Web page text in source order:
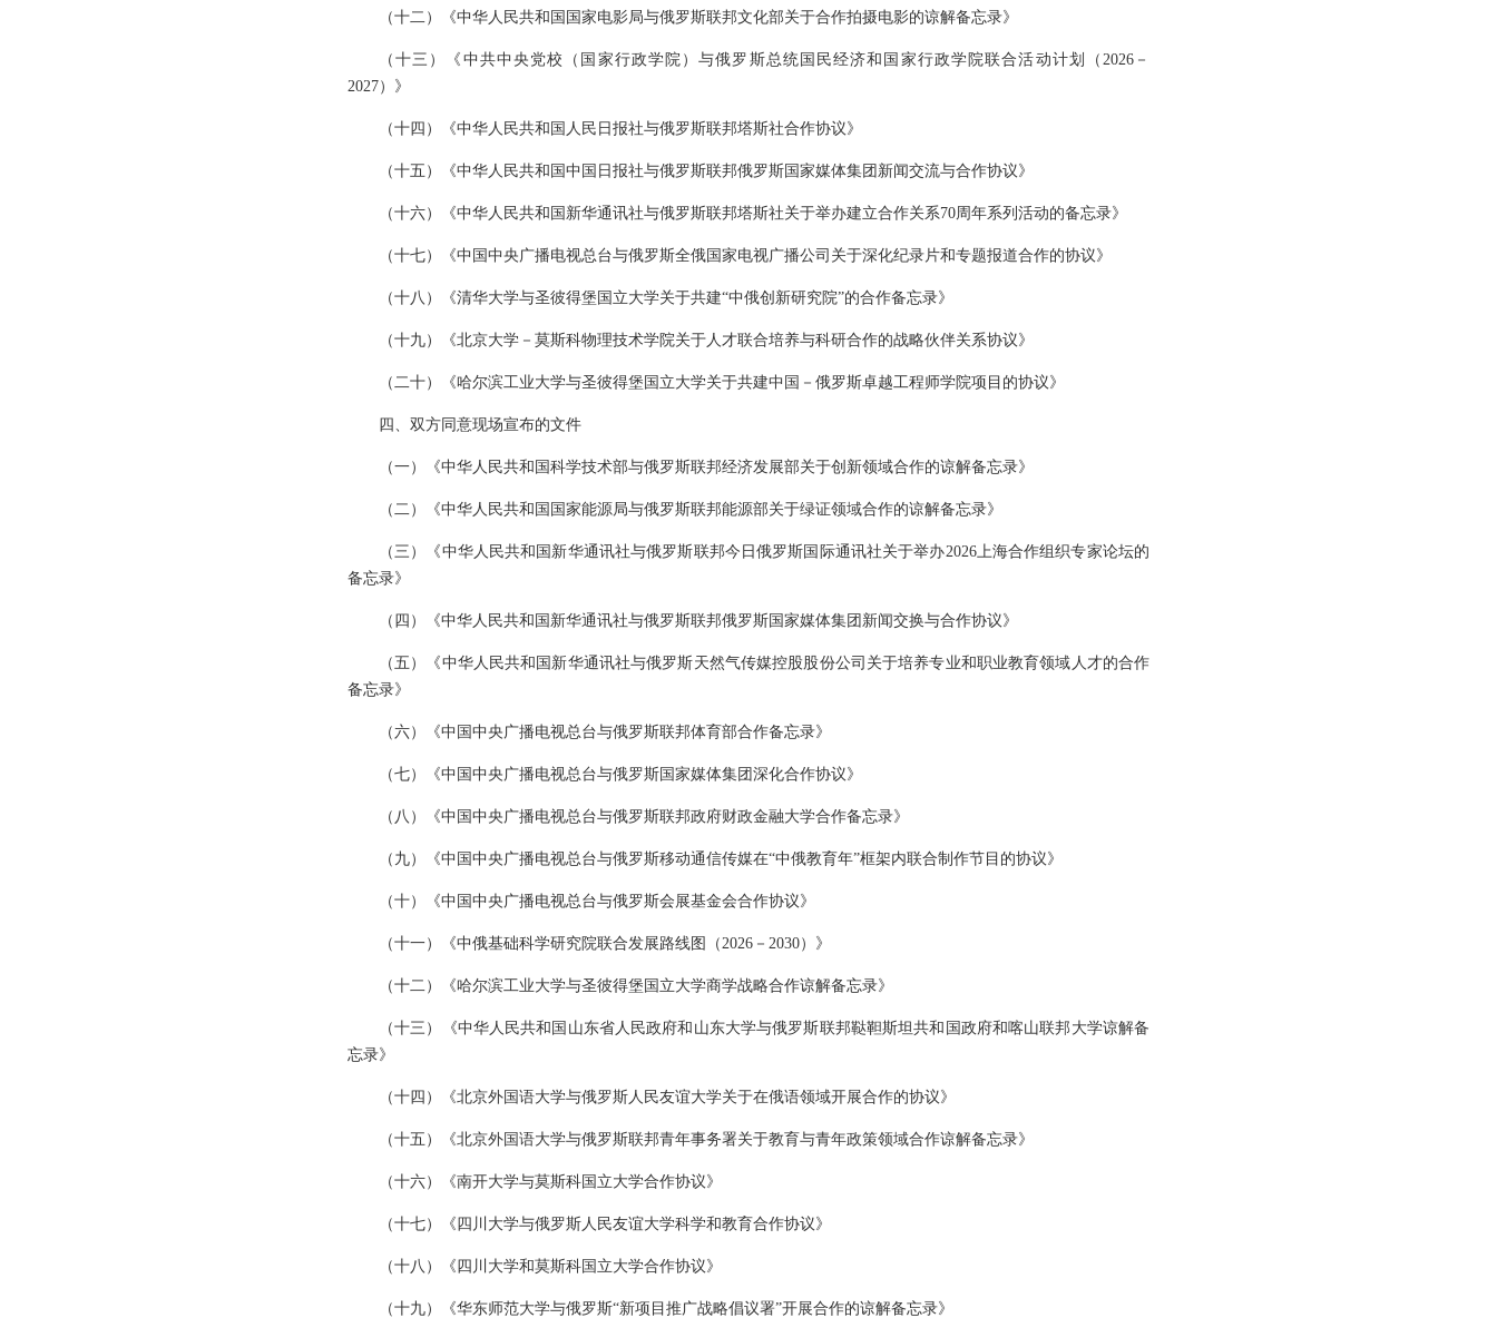
（十二）《中华人民共和国国家电影局与俄罗斯联邦文化部关于合作拍摄电影的谅解备忘录》
（十三）《中共中央党校（国家行政学院）与俄罗斯总统国民经济和国家行政学院联合活动计划（2026－
2027）》
（十四）《中华人民共和国人民日报社与俄罗斯联邦塔斯社合作协议》
（十五）《中华人民共和国中国日报社与俄罗斯联邦俄罗斯国家媒体集团新闻交流与合作协议》
（十六）《中华人民共和国新华通讯社与俄罗斯联邦塔斯社关于举办建立合作关系70周年系列活动的备忘录》
（十七）《中国中央广播电视总台与俄罗斯全俄国家电视广播公司关于深化纪录片和专题报道合作的协议》
（十八）《清华大学与圣彼得堡国立大学关于共建“中俄创新研究院”的合作备忘录》
（十九）《北京大学－莫斯科物理技术学院关于人才联合培养与科研合作的战略伙伴关系协议》
（二十）《哈尔滨工业大学与圣彼得堡国立大学关于共建中国－俄罗斯卓越工程师学院项目的协议》
四、双方同意现场宣布的文件
（一）《中华人民共和国科学技术部与俄罗斯联邦经济发展部关于创新领域合作的谅解备忘录》
（二）《中华人民共和国国家能源局与俄罗斯联邦能源部关于绿证领域合作的谅解备忘录》
（三）《中华人民共和国新华通讯社与俄罗斯联邦今日俄罗斯国际通讯社关于举办2026上海合作组织专家论坛的
备忘录》
（四）《中华人民共和国新华通讯社与俄罗斯联邦俄罗斯国家媒体集团新闻交换与合作协议》
（五）《中华人民共和国新华通讯社与俄罗斯天然气传媒控股股份公司关于培养专业和职业教育领域人才的合作
备忘录》
（六）《中国中央广播电视总台与俄罗斯联邦体育部合作备忘录》
（七）《中国中央广播电视总台与俄罗斯国家媒体集团深化合作协议》
（八）《中国中央广播电视总台与俄罗斯联邦政府财政金融大学合作备忘录》
（九）《中国中央广播电视总台与俄罗斯移动通信传媒在“中俄教育年”框架内联合制作节目的协议》
（十）《中国中央广播电视总台与俄罗斯会展基金会合作协议》
（十一）《中俄基础科学研究院联合发展路线图（2026－2030）》
（十二）《哈尔滨工业大学与圣彼得堡国立大学商学战略合作谅解备忘录》
（十三）《中华人民共和国山东省人民政府和山东大学与俄罗斯联邦鞑靼斯坦共和国政府和喀山联邦大学谅解备
忘录》
（十四）《北京外国语大学与俄罗斯人民友谊大学关于在俄语领域开展合作的协议》
（十五）《北京外国语大学与俄罗斯联邦青年事务署关于教育与青年政策领域合作谅解备忘录》
（十六）《南开大学与莫斯科国立大学合作协议》
（十七）《四川大学与俄罗斯人民友谊大学科学和教育合作协议》
（十八）《四川大学和莫斯科国立大学合作协议》
（十九）《华东师范大学与俄罗斯“新项目推广战略倡议署”开展合作的谅解备忘录》